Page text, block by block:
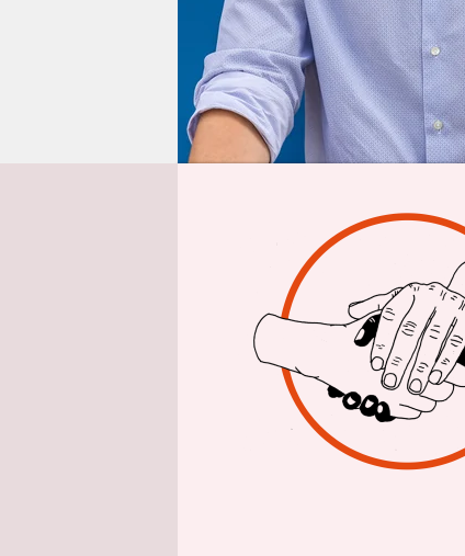
genossenschaft
epaper login
Für den
Posten:
Gießen
nach